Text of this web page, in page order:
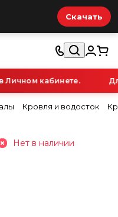
Скачать
кабинете.
Кровля и водосток
Нет в наличии